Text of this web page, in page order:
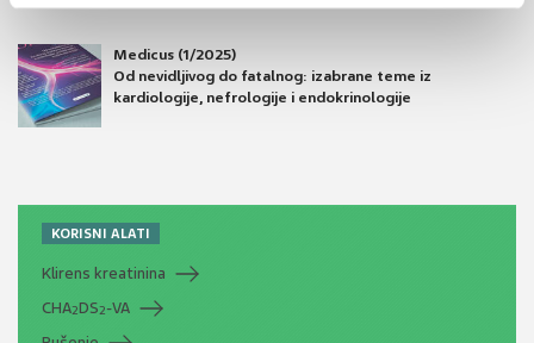
Medicus (1/2025)
Od nevidljivog do fatalnog: izabrane teme iz
kardiologije, nefrologije i endokrinologije
KORISNI ALATI
Klirens kreatinina
CHA2DS2-VA